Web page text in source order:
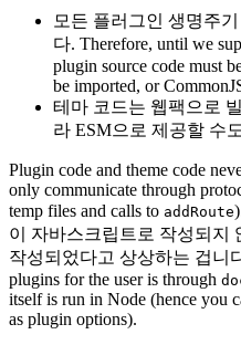
모든 플러그인 생명주
다. Therefore, until we
plugin source code must
be imported, or
테마 코드는 웹팩으로
라 ESM으로 제공할 수
Plugin code and theme code
only communicate through
temp files and calls to addRoute
이 자바스크립트로 작성되지
작성되었다고 상상하는 겁니
plugins for the user is through
itself is run in Node (hence you
as plugin options).